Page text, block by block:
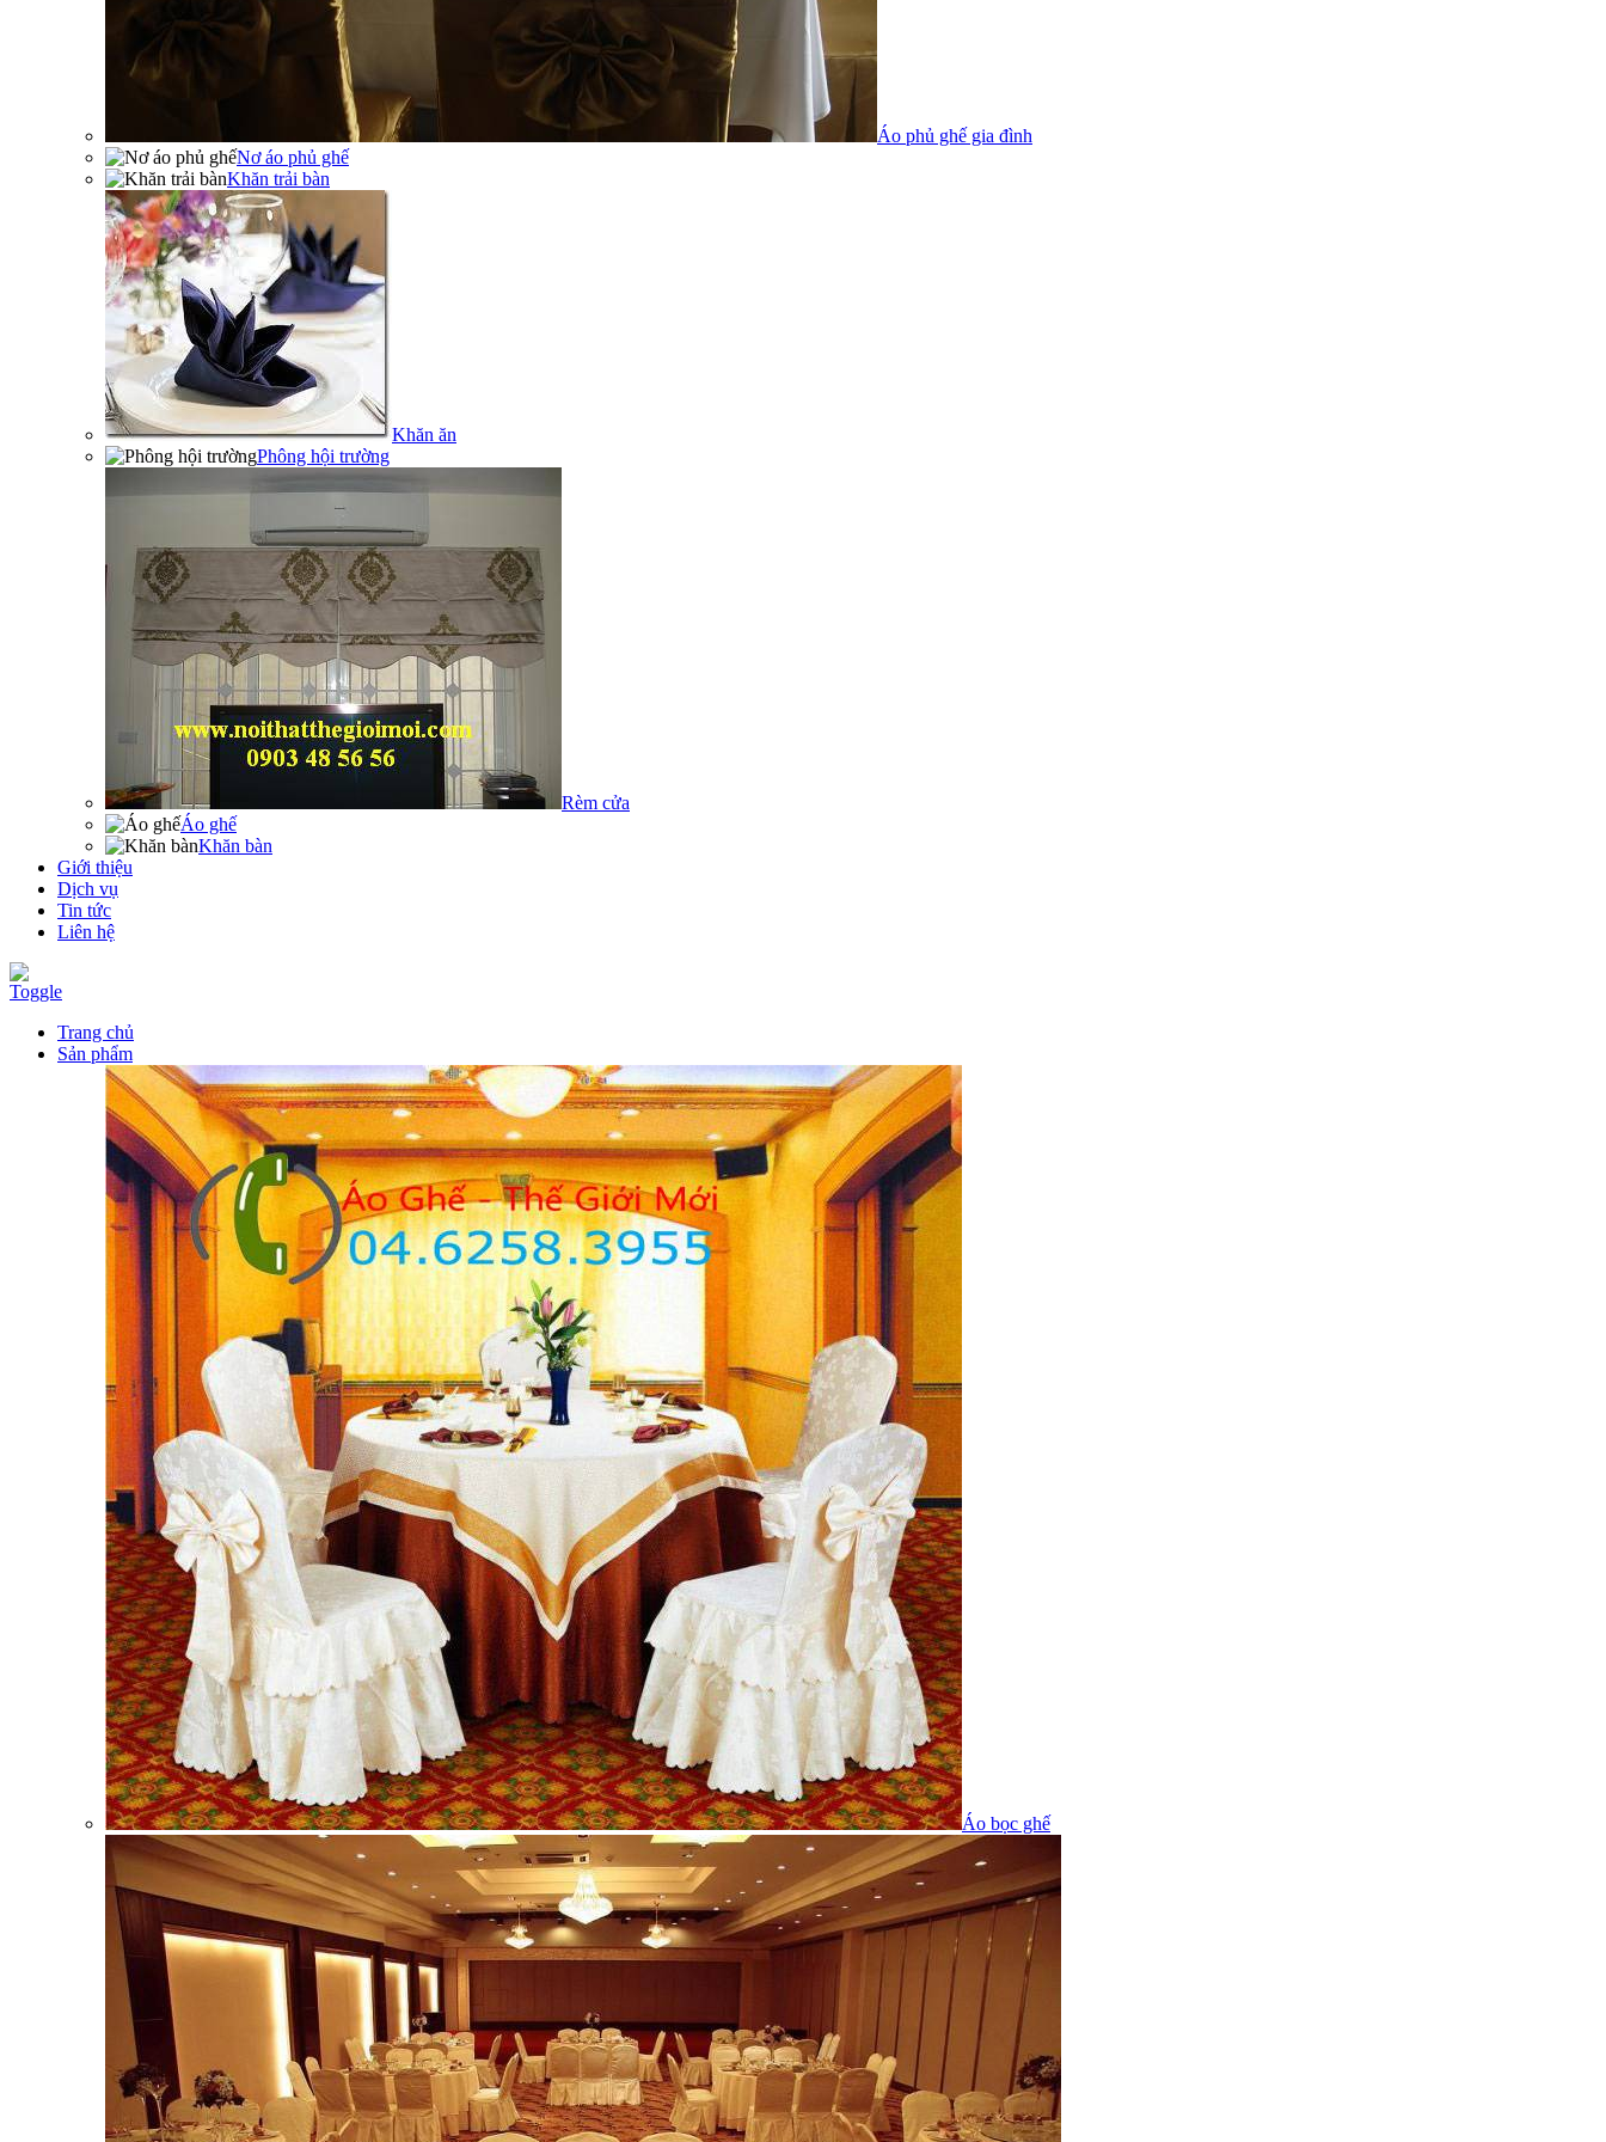
Áo phủ ghế gia đình
Nơ áo phủ ghế
Khăn trải bàn
Khăn ăn
Phông hội trường
Rèm cửa
Áo ghế
Khăn bàn
Giới thiệu
Dịch vụ
Tin tức
Liên hệ
Toggle
Trang chủ
Sản phẩm
Áo bọc ghế